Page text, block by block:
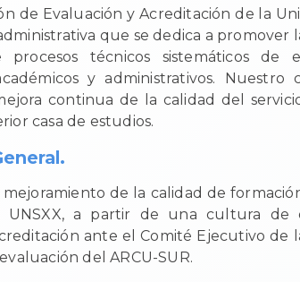
de Evaluación y Acreditación de la
que se dedica a promover
técnicos sistemáticos de
y administrativos.
continua de la calidad del
casa de estudios.
de la calidad de
UNSXX, a partir de una cultura de
ante el Comité Ejecutivo de
del ARCU-SUR.